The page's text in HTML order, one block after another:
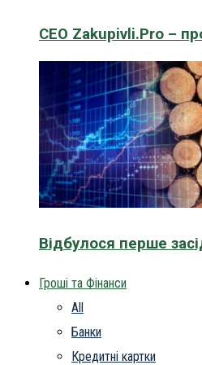
CEO Zakupivli.Pro –
Відбулося перше
Гроші та Фінанси
All
Банки
Кредитні картки